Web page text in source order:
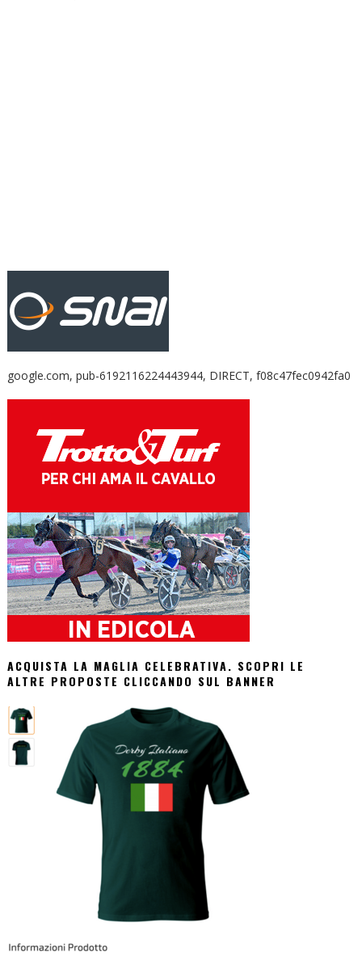
google.com, pub-6192116224443944, DIRECT, f08c47fec0942fa0
ACQUISTA LA MAGLIA CELEBRATIVA. SCOPRI LE
ALTRE PROPOSTE CLICCANDO SUL BANNER